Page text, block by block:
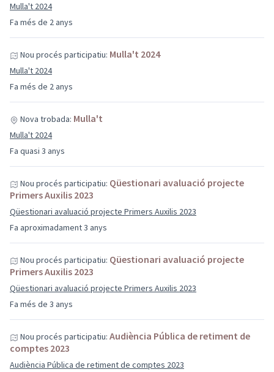
Fa més de 2 anys
Mulla't 2024
Fa més de 2 anys
Nou procés participatiu: Mulla't 2024
Mulla't 2024
Fa quasi 3 anys
Nova trobada: Mulla't
Mulla't 2024
Fa aproximadament 3 anys
Nou procés participatiu: Qüestionari avaluació projecte
Primers Auxilis 2023
Qüestionari avaluació projecte Primers Auxilis 2023
Fa més de 3 anys
Nou procés participatiu: Qüestionari avaluació projecte
Primers Auxilis 2023
Qüestionari avaluació projecte Primers Auxilis 2023
Nou procés participatiu: Audiència Pública de retiment de
comptes 2023
Audiència Pública de retiment de comptes 2023